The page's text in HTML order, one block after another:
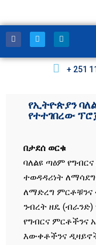
+ 251
የኢትዮጵያን
የተተገበረው
በታደሰ ወርቁ
ባለልዩ ጣዕም
ተወዳዳሪነት
ለማድረግ ምርቶቹንና
ንብረት ዘዴ (ብራንድ)
የግብርና ምርቶችንና
እውቀቶችንና